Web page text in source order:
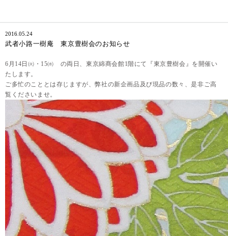
2016.05.24
武者小路一樹庵 東京豊樹会のお知らせ
6月 14日㈫・ 15㈬ の両日、東京綿商会館1階にて『東京豊樹会』を開催い
たします。
ご多忙のこととは存じますが、弊社の新企画品及び現品の数々、是非ご高
覧くださいませ。